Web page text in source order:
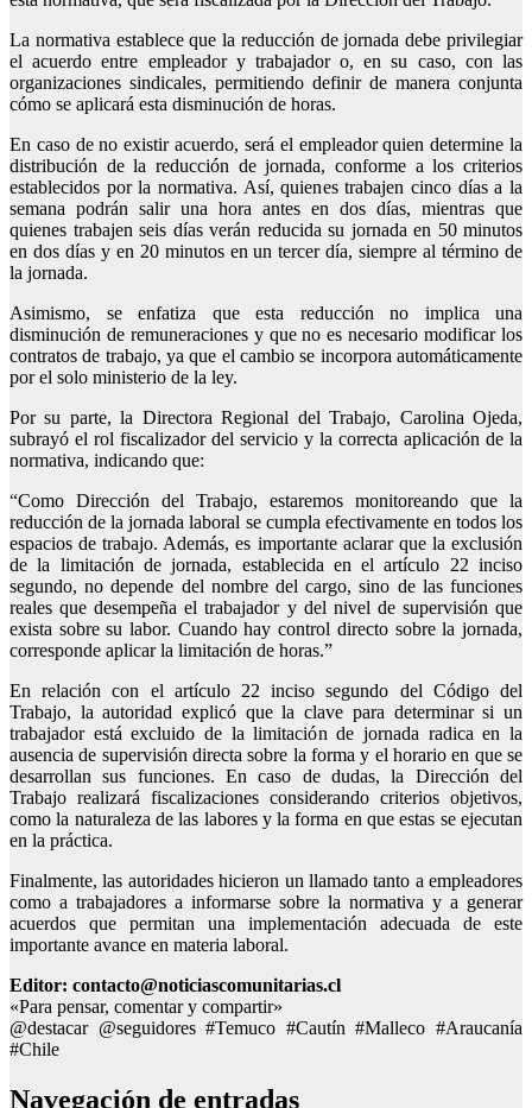
La normativa establece que la reducción de jornada debe privilegiar
el acuerdo entre empleador y trabajador o, en su caso, con las
organizaciones sindicales, permitiendo definir de manera conjunta
cómo se aplicará esta disminución de horas.
En caso de no existir acuerdo, será el empleador quien determine la
distribución de la reducción de jornada, conforme a los criterios
establecidos por la normativa. Así, quienes trabajen cinco días a la
semana podrán salir una hora antes en dos días, mientras que
quienes trabajen seis días verán reducida su jornada en 50 minutos
en dos días y en 20 minutos en un tercer día, siempre al término de
la jornada.
Asimismo, se enfatiza que esta reducción no implica una
disminución de remuneraciones y que no es necesario modificar los
contratos de trabajo, ya que el cambio se incorpora automáticamente
por el solo ministerio de la ley.
Por su parte, la Directora Regional del Trabajo, Carolina Ojeda,
subrayó el rol fiscalizador del servicio y la correcta aplicación de la
normativa, indicando que:
“Como Dirección del Trabajo, estaremos monitoreando que la
reducción de la jornada laboral se cumpla efectivamente en todos los
espacios de trabajo. Además, es importante aclarar que la exclusión
de la limitación de jornada, establecida en el artículo 22 inciso
segundo, no depende del nombre del cargo, sino de las funciones
reales que desempeña el trabajador y del nivel de supervisión que
exista sobre su labor. Cuando hay control directo sobre la jornada,
corresponde aplicar la limitación de horas.”
En relación con el artículo 22 inciso segundo del Código del
Trabajo, la autoridad explicó que la clave para determinar si un
trabajador está excluido de la limitación de jornada radica en la
ausencia de supervisión directa sobre la forma y el horario en que se
desarrollan sus funciones. En caso de dudas, la Dirección del
Trabajo realizará fiscalizaciones considerando criterios objetivos,
como la naturaleza de las labores y la forma en que estas se ejecutan
en la práctica.
Finalmente, las autoridades hicieron un llamado tanto a empleadores
como a trabajadores a informarse sobre la normativa y a generar
acuerdos que permitan una implementación adecuada de este
importante avance en materia laboral.
Editor: contacto@noticiascomunitarias.cl
«Para pensar, comentar y compartir»
@destacar @seguidores #Temuco #Cautín #Malleco #Araucanía
#Chile
Navegación de entradas